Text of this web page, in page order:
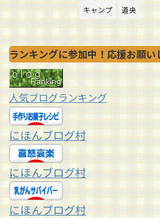
キャンプ 道央
ランキングに参加中！応援お願い
人気ブログランキング
にほんブログ村
にほんブログ村
にほんブログ村